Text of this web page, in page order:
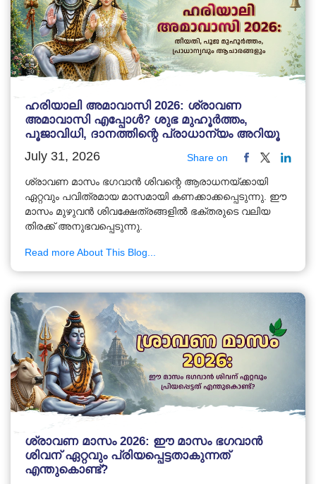
ഹരിയാലി അമാവാസി 2026: ശ്രാവണ
അമാവാസി എപ്പോൾ? ശുഭ മുഹൂർത്തം,
പൂജാവിധി, ദാനത്തിന്റെ പ്രാധാന്യം അറിയൂ
July 31, 2026 Share on
ശ്രാവണ മാസം ഭഗവാൻ ശിവന്റെ ആരാധനയ്ക്കായി
ഏറ്റവും പവിത്രമായ മാസമായി കണക്കാക്കപ്പെടുന്നു. ഈ
മാസം മുഴുവൻ ശിവക്ഷേത്രങ്ങളിൽ ഭക്തരുടെ വലിയ
തിരക്ക് അനുഭവപ്പെടുന്നു.
Read more About This Blog...
ശ്രാവണ മാസം 2026: ഈ മാസം ഭഗവാൻ
ശിവന് ഏറ്റവും പ്രിയപ്പെട്ടതാകുന്നത്
എന്തുകൊണ്ട്?